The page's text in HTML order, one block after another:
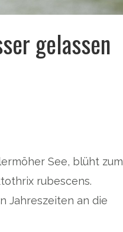
gelassen
See, blüht zum
rubescens.
Jahreszeiten an die